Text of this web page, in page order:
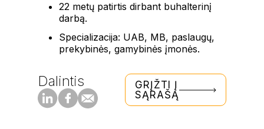
22 metų patirtis dirbant buhalterinį
darbą.
Specializacija: UAB, MB, paslaugų,
prekybinės, gamybinės įmonės.
Dalintis
GRĮŽTI Į
SĄRAŠĄ